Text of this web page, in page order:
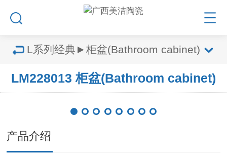
L系列经典►柜盆(Bathroom cabinet)
LM228013 柜盆(Bathroom cabinet)
产品介绍